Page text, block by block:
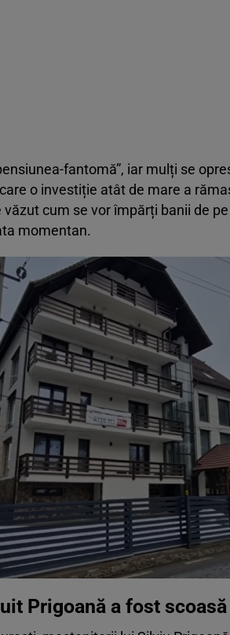
fantomă”, iar mulți se
o investiție atât de mare a
văzut cum se vor împărți banii de
momentan.
Prigoană a fost